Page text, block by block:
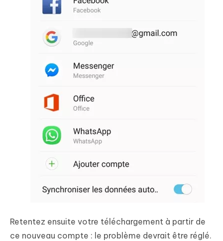
Retentez ensuite votre téléchargement à partir de
ce nouveau compte : le problème devrait être réglé.